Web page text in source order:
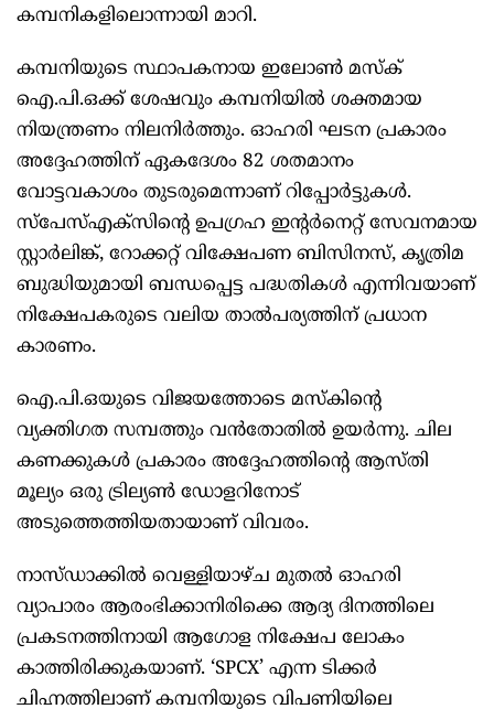
കമ്പനികളിലൊന്നായി മാറി.
കമ്പനിയുടെ സ്ഥാപകനായ ഇലോൺ മസ്ക്
ഐ.പി.ഒക്ക് ശേഷവും കമ്പനിയിൽ ശക്തമായ
നിയന്ത്രണം നിലനിർത്തും. ഓഹരി ഘടന പ്രകാരം
അദ്ദേഹത്തിന് ഏകദേശം 82 ശതമാനം
വോട്ടവകാശം തുടരുമെന്നാണ് റിപ്പോർട്ടുകൾ.
സ്‌പേസ്‌എക്‌സിന്റെ ഉപഗ്രഹ ഇന്റർനെറ്റ് സേവനമായ
സ്റ്റാർലിങ്ക്, റോക്കറ്റ് വിക്ഷേപണ ബിസിനസ്, കൃത്രിമ
ബുദ്ധിയുമായി ബന്ധപ്പെട്ട പദ്ധതികൾ എന്നിവയാണ്
നിക്ഷേപകരുടെ വലിയ താൽപര്യത്തിന് പ്രധാന
കാരണം.
ഐ.പി.ഒയുടെ വിജയത്തോടെ മസ്‌കിന്റെ
വ്യക്തിഗത സമ്പത്തും വൻതോതിൽ ഉയർന്നു. ചില
കണക്കുകൾ പ്രകാരം അദ്ദേഹത്തിന്റെ ആസ്തി
മൂല്യം ഒരു ട്രില്യൺ ഡോളറിനോട്
അടുത്തെത്തിയതായാണ് വിവരം.
നാസ്‌ഡാക്കിൽ വെള്ളിയാഴ്ച മുതൽ ഓഹരി
വ്യാപാരം ആരംഭിക്കാനിരിക്കെ ആദ്യ ദിനത്തിലെ
പ്രകടനത്തിനായി ആഗോള നിക്ഷേപ ലോകം
കാത്തിരിക്കുകയാണ്. ‘SPCX’ എന്ന ടിക്കർ
ചിഹ്നത്തിലാണ് കമ്പനിയുടെ വിപണിയിലെ